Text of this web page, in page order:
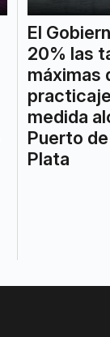
El
20% las
máximas
medida
Puerto
Plata